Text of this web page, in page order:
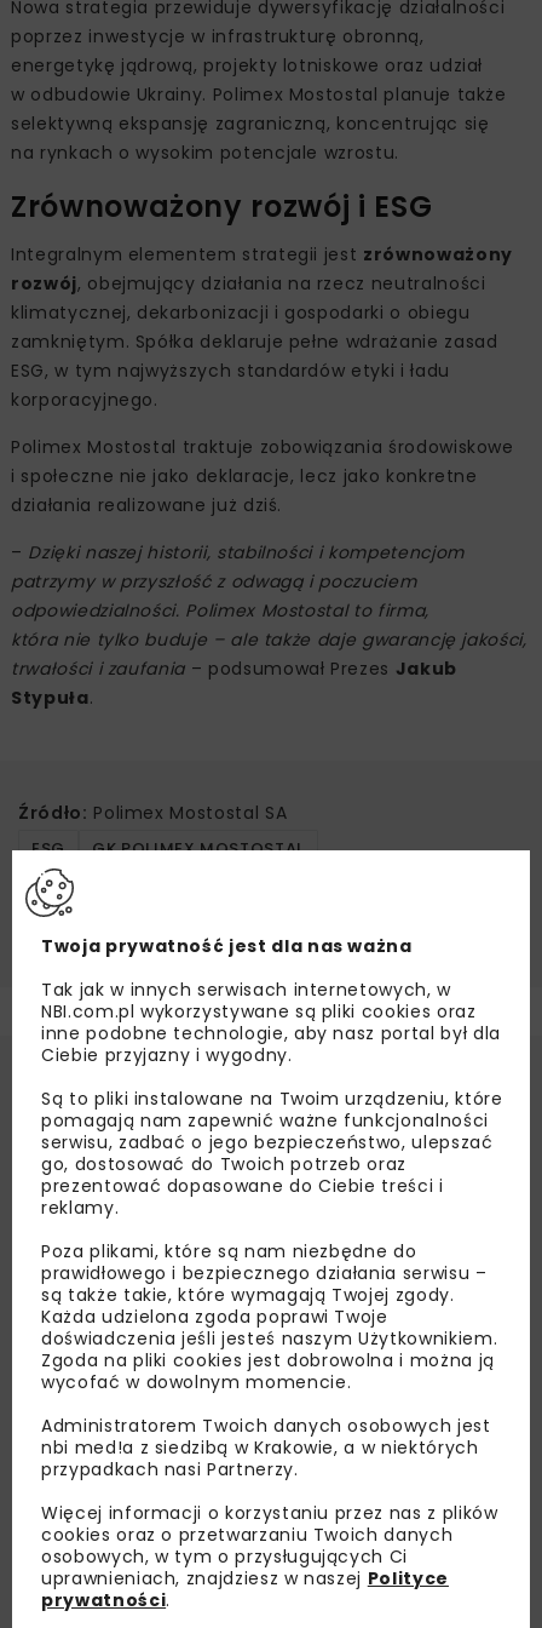
Nowa strategia przewiduje dywersyfikację działalności
poprzez inwestycje w infrastrukturę obronną,
energetykę jądrową, projekty lotniskowe oraz udział
w odbudowie Ukrainy. Polimex Mostostal planuje także
selektywną ekspansję zagraniczną, koncentrując się
na rynkach o wysokim potencjale wzrostu.
Zrównoważony rozwój i ESG
Integralnym elementem strategii jest zrównoważony
rozwój, obejmujący działania na rzecz neutralności
klimatycznej, dekarbonizacji i gospodarki o obiegu
zamkniętym. Spółka deklaruje pełne wdrażanie zasad
ESG, w tym najwyższych standardów etyki i ładu
korporacyjnego.
Polimex Mostostal traktuje zobowiązania środowiskowe
i społeczne nie jako deklaracje, lecz jako konkretne
działania realizowane już dziś.
– Dzięki naszej historii, stabilności i kompetencjom
patrzymy w przyszłość z odwagą i poczuciem
odpowiedzialności. Polimex Mostostal to firma,
która nie tylko buduje – ale także daje gwarancję jakości,
trwałości i zaufania – podsumował Prezes Jakub
Stypuła.
Źródło: Polimex Mostostal SA
ESG
GK POLIMEX MOSTOSTAL
POLIMEX MOSTOSTAL
Lubisz wiedzieć więcej?
Twoja prywatność jest dla nas ważna
Tak jak w innych serwisach internetowych, w
NBI.com.pl wykorzystywane są pliki cookies oraz
inne podobne technologie, aby nasz portal był dla
Ciebie przyjazny i wygodny.
Są to pliki instalowane na Twoim urządzeniu, które
pomagają nam zapewnić ważne funkcjonalności
serwisu, zadbać o jego bezpieczeństwo, ulepszać
go, dostosować do Twoich potrzeb oraz
prezentować dopasowane do Ciebie treści i
reklamy.
Poza plikami, które są nam niezbędne do
prawidłowego i bezpiecznego działania serwisu –
są także takie, które wymagają Twojej zgody.
Każda udzielona zgoda poprawi Twoje
doświadczenia jeśli jesteś naszym Użytkownikiem.
Zgoda na pliki cookies jest dobrowolna i można ją
wycofać w dowolnym momencie.
Administratorem Twoich danych osobowych jest
nbi med!a z siedzibą w Krakowie, a w niektórych
przypadkach nasi Partnerzy.
Więcej informacji o korzystaniu przez nas z plików
cookies oraz o przetwarzaniu Twoich danych
osobowych, w tym o przysługujących Ci
uprawnieniach, znajdziesz w naszej Polityce
prywatności.